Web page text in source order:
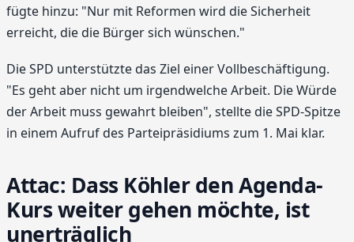
fügte hinzu: "Nur mit Reformen wird die Sicherheit
erreicht, die die Bürger sich wünschen."
Die SPD unterstützte das Ziel einer Vollbeschäftigung.
"Es geht aber nicht um irgendwelche Arbeit. Die Würde
der Arbeit muss gewahrt bleiben", stellte die SPD-Spitze
in einem Aufruf des Parteipräsidiums zum 1. Mai klar.
Attac: Dass Köhler den Agenda-
Kurs weiter gehen möchte, ist
unerträglich